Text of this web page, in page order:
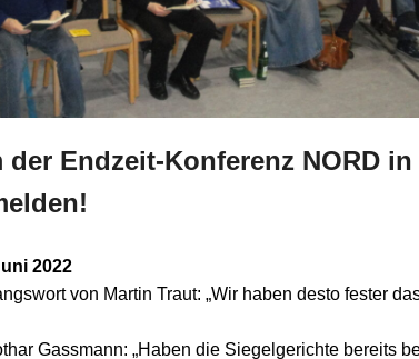
der Endzeit-Konferenz NORD
2022
von Martin Traut: „Wir haben desto fester
Gassmann: „Haben die Siegelgerichte bereits